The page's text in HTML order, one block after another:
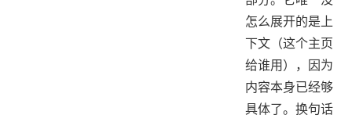
怎么展开的是上
下文（这个主页
给谁用），因为
内容本身已经够
具体了。换句话